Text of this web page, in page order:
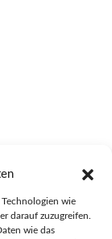
wie
darauf zuzugreifen.
wie das